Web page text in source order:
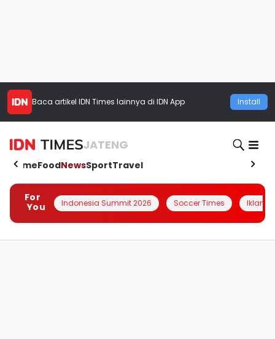
Baca artikel IDN Times lainnya di IDN App Install
JATENG
HomeFoodNewsSportTravel
For
You
Indonesia Summit 2026 Soccer Times Iklanin